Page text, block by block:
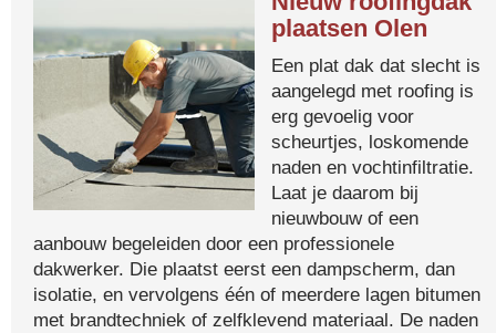
plaatsen Olen
Een plat dak dat slecht is
aangelegd met roofing is
erg gevoelig voor
scheurtjes, loskomende
naden en vochtinfiltratie.
Laat je daarom bij
nieuwbouw of een
aanbouw begeleiden door een professionele
dakwerker. Die plaatst eerst een dampscherm, dan
isolatie, en vervolgens één of meerdere lagen bitumen
met brandtechniek of zelfklevend materiaal. De naden